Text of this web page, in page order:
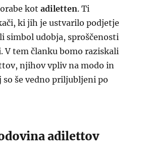
kotadiletten. Ti
ki jih je ustvarilo podjetje
simbol udobja, sproščenosti
V tem članku bomo raziskali
njihov vpliv na modo in
še vedno priljubljeni po
adilettov